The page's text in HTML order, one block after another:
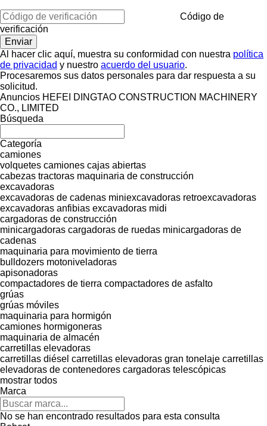
Código de
verificación
Al hacer clic aquí, muestra su conformidad con nuestra política
de privacidad y nuestro acuerdo del usuario.
Procesaremos sus datos personales para dar respuesta a su
solicitud.
Anuncios HEFEI DINGTAO CONSTRUCTION MACHINERY
CO., LIMITED
Búsqueda
Categoría
camiones
volquetes camiones cajas abiertas
cabezas tractoras maquinaria de construcción
excavadoras
excavadoras de cadenas miniexcavadoras retroexcavadoras
excavadoras anfibias excavadoras midi
cargadoras de construcción
minicargadoras cargadoras de ruedas minicargadoras de
cadenas
maquinaria para movimiento de tierra
bulldozers motoniveladoras
apisonadoras
compactadores de tierra compactadores de asfalto
grúas
grúas móviles
maquinaria para hormigón
camiones hormigoneras
maquinaria de almacén
carretillas elevadoras
carretillas diésel carretillas elevadoras gran tonelaje carretillas
elevadoras de contenedores cargadoras telescópicas
mostrar todos
Marca
No se han encontrado resultados para esta consulta